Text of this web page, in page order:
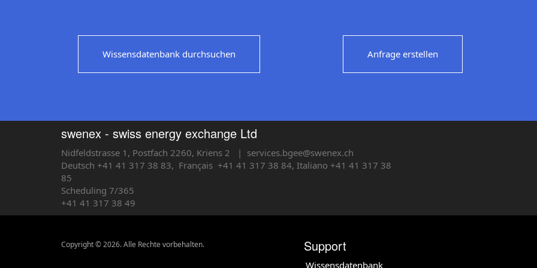
Wissensdatenbank durchsuchen Anfrage erstellen
swenex - swiss energy exchange Ltd
Nidfeldstrasse 1, Postfach 2260, Kriens 2
| services.bgee@swenex.ch
Deutsch +41 41 317 38 83, Français +41 41 317 38 84, Italiano +41 41 317 38
85
Scheduling 7/365
+41 41 317 38 49
Copyright © 2026. Alle Rechte vorbehalten. Support
Wissensdatenbank